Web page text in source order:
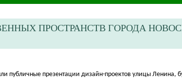
ПРОСТРАНСТВ ГОРОДА
публичные презентации дизайн-проектов улицы Ленина,